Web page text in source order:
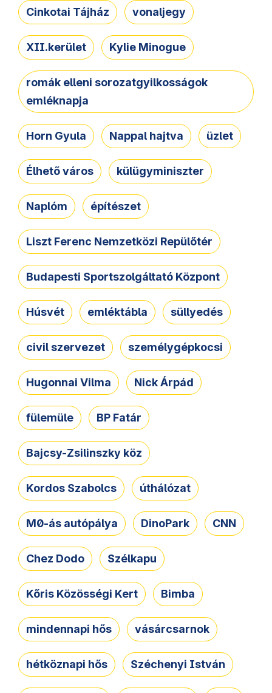
Cinkotai Tájház vonaljegy
XII.kerület Kylie Minogue
romák elleni sorozatgyilkosságok
emléknapja
Horn Gyula Nappal hajtva üzlet
Élhető város külügyminiszter
Naplóm építészet
Liszt Ferenc Nemzetközi Repülőtér
Budapesti Sportszolgáltató Központ
Húsvét emléktábla süllyedés
civil szervezet személygépkocsi
Hugonnai Vilma Nick Árpád
fülemüle BP Fatár
Bajcsy-Zsilinszky köz
Kordos Szabolcs úthálózat
M0-ás autópálya DinoPark CNN
Chez Dodo Szélkapu
Kőris Közösségi Kert Bimba
mindennapi hős vásárcsarnok
hétköznapi hős Széchenyi István